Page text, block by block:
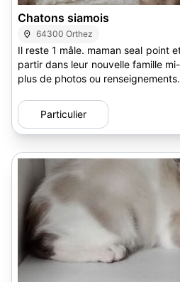
Chatons siamois
64300 Orthez
Il reste 1 mâle. maman seal point et
partir dans leur nouvelle famille mi-juillet. contactez
plus de photos ou renseignements.
Particulier